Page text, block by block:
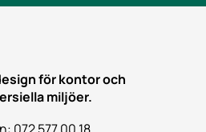
för kontor och
miljöer.
072 577 00 18